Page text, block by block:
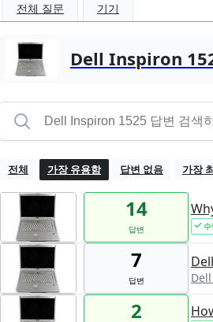
전체 질문 기기
Dell Inspiron
전체 가장 유용함 답변 없음 가장
14
답변 수
7
답변
2